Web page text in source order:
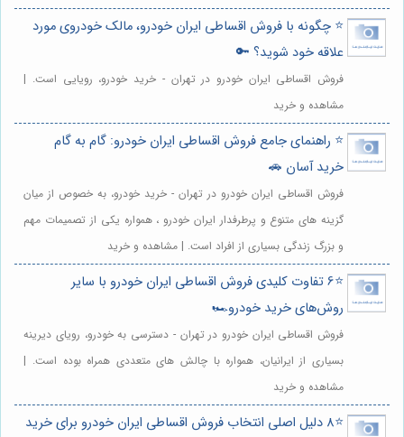
⭐️ چگونه با فروش اقساطی ایران خودرو، مالک خودروی مورد
علاقه خود شوید؟ 🔑
فروش اقساطی ایران خودرو در تهران - خرید خودرو، رویایی است. |
مشاهده و خرید
⭐️ راهنمای جامع فروش اقساطی ایران خودرو: گام به گام
خرید آسان 🚗
فروش اقساطی ایران خودرو در تهران - خرید خودرو، به خصوص از میان
گزینه های متنوع و پرطرفدار ایران خودرو ، همواره یکی از تصمیمات مهم
و بزرگ زندگی بسیاری از افراد است. | مشاهده و خرید
⭐️6 تفاوت کلیدی فروش اقساطی ایران خودرو با سایر
روش‌های خرید خودرو🏎️
فروش اقساطی ایران خودرو در تهران - دسترسی به خودرو، رویای دیرینه
بسیاری از ایرانیان، همواره با چالش های متعددی همراه بوده است. |
مشاهده و خرید
⭐️8 دلیل اصلی انتخاب فروش اقساطی ایران خودرو برای خرید